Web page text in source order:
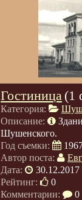
Гостиница (1
Категория:
Описание:
Шушенского.
Год съемки:
Автор поста:
Дата:
30.12.2017
Рейтинг:
0
Комментарии:
0